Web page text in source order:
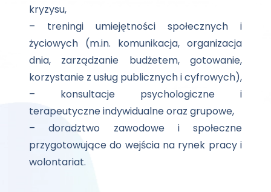
kryzysu,
– treningi umiejętności społecznych i
życiowych (m.in. komunikacja, organizacja
dnia, zarządzanie budżetem, gotowanie,
korzystanie z usług publicznych i cyfrowych),
– konsultacje psychologiczne i
terapeutyczne indywidualne oraz grupowe,
– doradztwo zawodowe i społeczne
przygotowujące do wejścia na rynek pracy i
wolontariat.